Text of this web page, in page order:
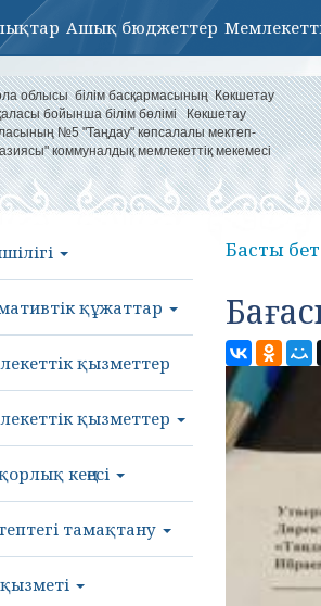
Ашық бюджеттер
облысы білім басқармасының Көкшетау
бойынша білім бөлімі Көкшетау
№5 "Таңдау" көпсалалы мектеп-
коммуналдық мемлекеттіқ мекемесі
құжаттар
қызметтер
қызметтер
кеңесі
тамақтану
Басты бет